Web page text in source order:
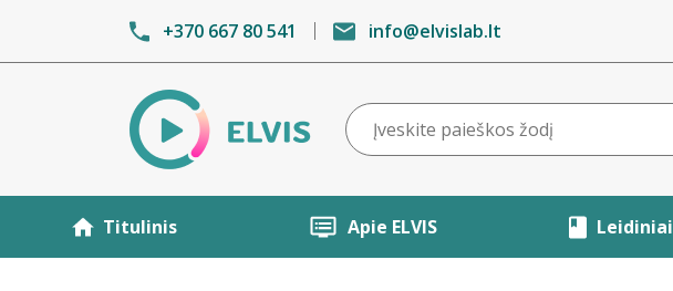
+370 667 80 541 info@elvislab.lt
Titulinis Apie ELVIS Leidiniai